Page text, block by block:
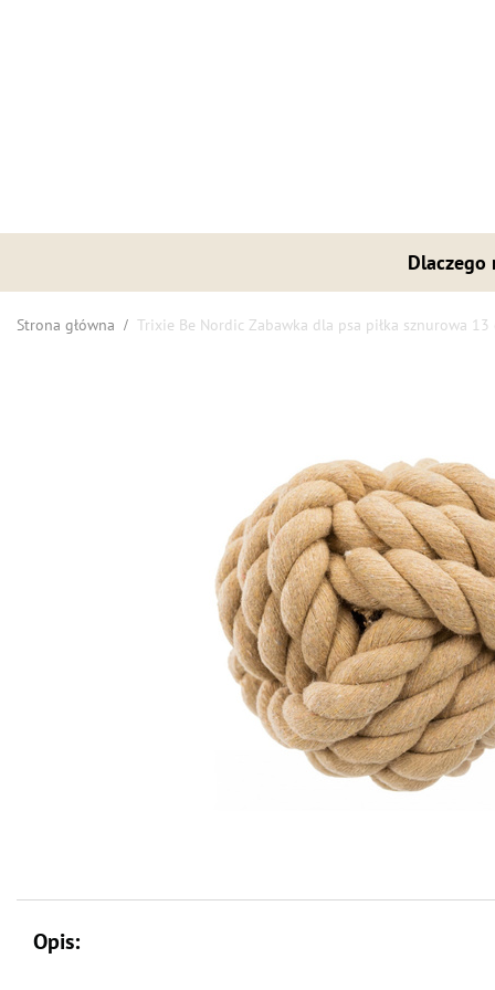
Dlaczego
Strona główna Trixie Be Nordic Zabawka dla psa piłka sznurowa 13
Opis: